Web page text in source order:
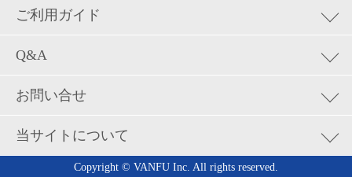
お試しトライアル
名刺
カルテ・カウンセリングシート
チラシ・パンフレット
はじめての方へ
ご利用ガイド
お支払いについて
ID・パスワードを忘れた場合
用紙について
Q&A
ご利用方法についてのご質問
お支払いや領収書などに関する質問
発送・お届けに関してのご質問
お問い合せ
お問い合せ
当サイトについて
Copyright © VANFU Inc. All rights reserved.